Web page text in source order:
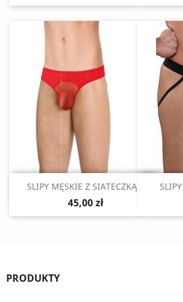
Szybki podgląd
SLIPY MĘSKIE Z SIATECZKĄ...
45,00 zł

PRODUKTY